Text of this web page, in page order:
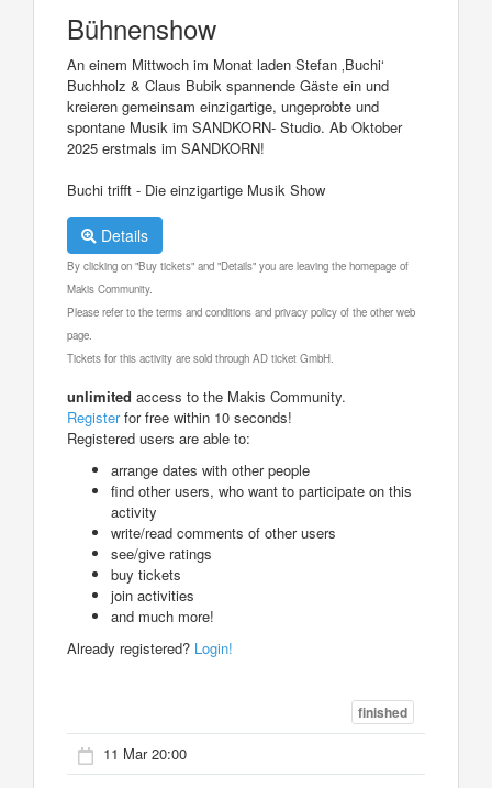
Bühnenshow
An einem Mittwoch im Monat laden Stefan ‚Buchi‘
Buchholz & Claus Bubik spannende Gäste ein und
kreieren gemeinsam einzigartige, ungeprobte und
spontane Musik im SANDKORN- Studio. Ab Oktober
2025 erstmals im SANDKORN!
Buchi trifft - Die einzigartige Musik Show
Details
By clicking on "Buy tickets" and "Details" you are leaving the homepage of
Makis Community.
Please refer to the terms and conditions and privacy policy of the other web
page.
Tickets for this activity are sold through AD ticket GmbH.
unlimited access to the Makis Community.
Registerfor free within 10 seconds!
Registered users are able to:
arrange dates with other people
find other users, who want to participate on this
activity
write/read comments of other users
see/give ratings
buy tickets
join activities
and much more!
Already registered? Login!
finished
11 Mar 20:00